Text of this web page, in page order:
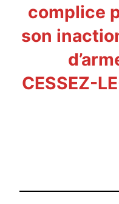
complice
son
CESSEZ-